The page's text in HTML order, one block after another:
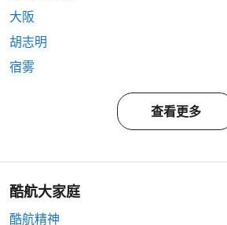
大阪
胡志明
宿雾
查看更多
酷航大家庭
酷航精神